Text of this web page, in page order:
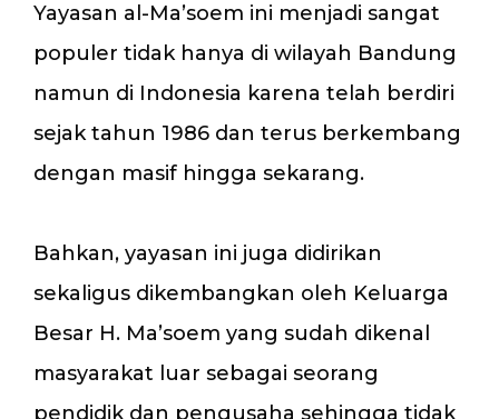
Yayasan al-Ma’soem ini menjadi sangat
populer tidak hanya di wilayah Bandung
namun di Indonesia karena telah berdiri
sejak tahun 1986 dan terus berkembang
dengan masif hingga sekarang.
Bahkan, yayasan ini juga didirikan
sekaligus dikembangkan oleh Keluarga
Besar H. Ma’soem yang sudah dikenal
masyarakat luar sebagai seorang
pendidik dan pengusaha sehingga tidak